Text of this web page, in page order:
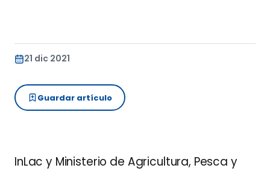
21 dic 2021
Guardar artículo
InLac y Ministerio de Agricultura, Pesca y